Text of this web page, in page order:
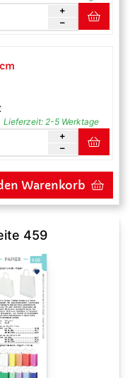
Lieferzeit:2-5 Werktage
Warenkorb
459